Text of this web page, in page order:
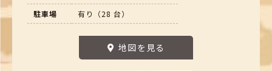
駐車場
有り（28 台）
地図を見る